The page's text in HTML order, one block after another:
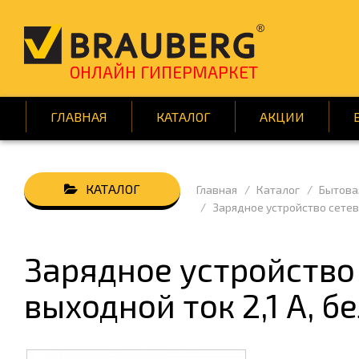
ОНЛАЙН ГИПЕРМАРКЕТ
ГЛАВНАЯ КАТАЛОГ АКЦИИ
АВТОТОВАРЫ
КНИГИ
ПОДАРКИ И ПРАЗДНИК
СРЕДСТВА ИНДИВИД. ЗАЩИТЫ
Главная Каталог
Зарядное устройство
Зарядное
выходной ток 2,1 А,